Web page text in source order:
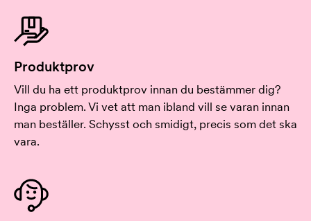
Produktprov
Vill du ha ett produktprov innan du bestämmer dig?
Inga problem. Vi vet att man ibland vill se varan innan
man beställer. Schysst och smidigt, precis som det ska
vara.